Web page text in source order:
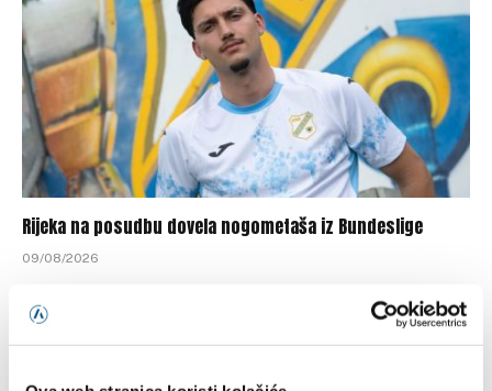
Rijeka na posudbu dovela nogometaša iz Bundeslige
09/08/2026